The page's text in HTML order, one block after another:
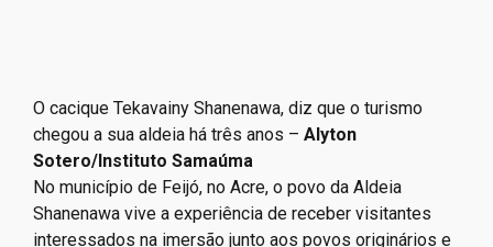
O cacique Tekavainy Shanenawa, diz que o turismo
chegou a sua aldeia há três anos – Alyton
Sotero/Instituto Samaúma
No município de Feijó, no Acre, o povo da Aldeia
Shanenawa vive a experiência de receber visitantes
interessados na imersão junto aos povos originários e